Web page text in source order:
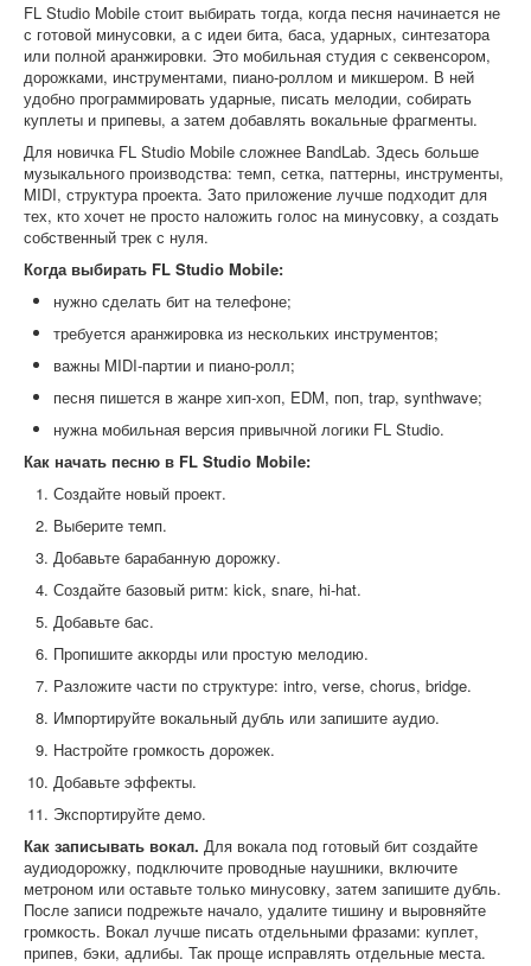
FL Studio Mobile стоит выбирать тогда, когда песня начинается не
с готовой минусовки, а с идеи бита, баса, ударных, синтезатора
или полной аранжировки. Это мобильная студия с секвенсором,
дорожками, инструментами, пиано-роллом и микшером. В ней
удобно программировать ударные, писать мелодии, собирать
куплеты и припевы, а затем добавлять вокальные фрагменты.
Для новичка FL Studio Mobile сложнее BandLab. Здесь больше
музыкального производства: темп, сетка, паттерны, инструменты,
MIDI, структура проекта. Зато приложение лучше подходит для
тех, кто хочет не просто наложить голос на минусовку, а создать
собственный трек с нуля.
Когда выбирать FL Studio Mobile:
нужно сделать бит на телефоне;
требуется аранжировка из нескольких инструментов;
важны MIDI-партии и пиано-ролл;
песня пишется в жанре хип-хоп, EDM, поп, trap, synthwave;
нужна мобильная версия привычной логики FL Studio.
Как начать песню в FL Studio Mobile:
Создайте новый проект.
Выберите темп.
Добавьте барабанную дорожку.
Создайте базовый ритм: kick, snare, hi-hat.
Добавьте бас.
Пропишите аккорды или простую мелодию.
Разложите части по структуре: intro, verse, chorus, bridge.
Импортируйте вокальный дубль или запишите аудио.
Настройте громкость дорожек.
Добавьте эффекты.
Экспортируйте демо.
Как записывать вокал. Для вокала под готовый бит создайте
аудиодорожку, подключите проводные наушники, включите
метроном или оставьте только минусовку, затем запишите дубль.
После записи подрежьте начало, удалите тишину и выровняйте
громкость. Вокал лучше писать отдельными фразами: куплет,
припев, бэки, адлибы. Так проще исправлять отдельные места.